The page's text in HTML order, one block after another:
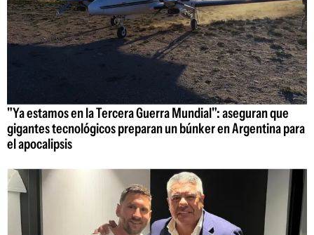
"Ya estamos en la Tercera Guerra Mundial": aseguran que
gigantes tecnológicos preparan un búnker en Argentina para
el apocalipsis